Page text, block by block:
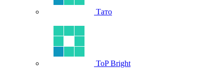
Тато
ToP Bright